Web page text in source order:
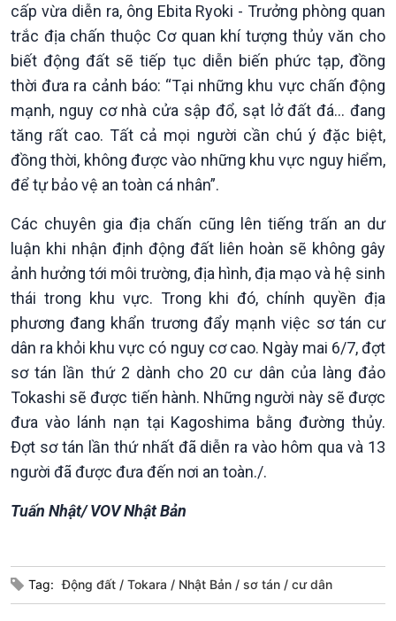
Xã hội
Tin Đời sống & Xã hội
360 độ Sức khỏe
Chuyển đổi Xanh
Tài nguyên và Môi trường
Chuyên gia của bạn
Xã hội chuyển động
Bước chân đến trường
Khoa học & Công nghệ
Tin Khoa học & Công nghệ
Kết nối công nghệ
Sống chung với biến đổi
khí hậu
Văn hoá & Du lịch
Chát với người nổi tiếng
Câu chuyện Thể thao
Video
Infographic
cấp vừa diễn ra, ông Ebita Ryoki - Trưởng phòng quan
trắc địa chấn thuộc Cơ quan khí tượng thủy văn cho
biết động đất sẽ tiếp tục diễn biến phức tạp, đồng
thời đưa ra cảnh báo: “Tại những khu vực chấn động
mạnh, nguy cơ nhà cửa sập đổ, sạt lở đất đá... đang
tăng rất cao. Tất cả mọi người cần chú ý đặc biệt,
đồng thời, không được vào những khu vực nguy hiểm,
để tự bảo vệ an toàn cá nhân”.
Các chuyên gia địa chấn cũng lên tiếng trấn an dư
luận khi nhận định động đất liên hoàn sẽ không gây
ảnh hưởng tới môi trường, địa hình, địa mạo và hệ sinh
thái trong khu vực. Trong khi đó, chính quyền địa
phương đang khẩn trương đẩy mạnh việc sơ tán cư
dân ra khỏi khu vực có nguy cơ cao. Ngày mai 6/7, đợt
sơ tán lần thứ 2 dành cho 20 cư dân của làng đảo
Tokashi sẽ được tiến hành. Những người này sẽ được
đưa vào lánh nạn tại Kagoshima bằng đường thủy.
Đợt sơ tán lần thứ nhất đã diễn ra vào hôm qua và 13
người đã được đưa đến nơi an toàn./.
Tuấn Nhật/ VOV Nhật Bản
Tag: Động đất Tokara Nhật Bản sơ tán cư dân